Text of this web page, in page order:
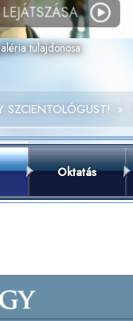
tulajdonosa
SZCIENTOLÓGUST! »
Oktatás